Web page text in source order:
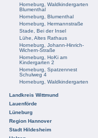
Horneburg, Waldkindergarten
Blumenthal
Horneburg, Blumenthal
Horneburg, Hermannstraße
Stade, Bei der Insel
Lühe, Altes Rathaus
Horneburg, Johann-Hinrich-
Wichern-Straße
Horneburg, HoKi am
Kindergarten 2
Horneburg, Spatzennest
Schulweg 4
Horneburg, Waldkindergarten
Landkreis Wittmund
Lauenförde
Lüneburg
Region Hannover
Stadt Hildesheim